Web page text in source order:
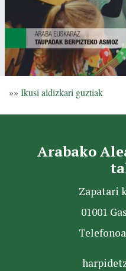
»» Ikusi aldizkari guztiak
Arabako
Zapatari
01001